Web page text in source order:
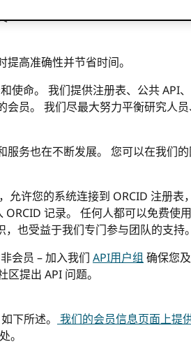
高准确性并节省时间。
使命。 我们提供注册表、公共 API、
会员。 我们尽最大努力平衡研究人
服务也在不断发展。 您可以在我们
允许您的系统连接到 ORCID 注册表
记录。 任何人都可以免费使
也受益于我们专门参与团队的支持。
会员 – 加入我们 API用户组 确保您
提出 API 问题。
下所述。
我们的会员信息页面上提
。